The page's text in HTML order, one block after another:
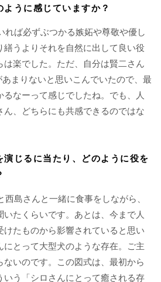
うに感じていますか？
ば必ずぶつかる嫉妬や尊敬や優し
繕うよりそれを自然に出して良い役
楽でした。ただ、自分は賢二さん
まりないと思いこんでいたので、最
なーって感じでしたね。でも、人
、どちらにも共感できるのではな
じるに当たり、どのように役を
島さんと一緒に食事をしながら、
たくらいです。あとは、今まで人
たものから影響されていると思い
にとって大型犬のような存在。ご主
ないのです。この図式は、最初から
う「シロさんにとって癒される存